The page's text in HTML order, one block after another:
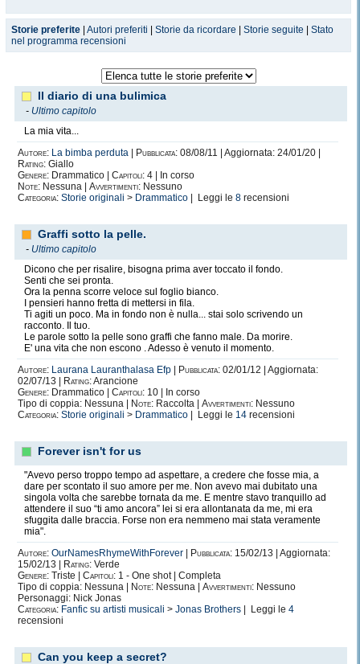
Storie preferite Autori preferiti Storie da ricordare Storie seguite
Stato
nel programma recensioni
Il diario di una bulimica
- Ultimo capitolo
La mia vita...
Autore: La bimba perduta Pubblicata: 08/08/11 | Aggiornata: 24/01/20 |
Rating: Giallo
Genere: Drammatico | Capitoli: 4 | In corso
Note: Nessuna | Avvertimenti: Nessuno
Categoria: Storie originali > Drammatico | Leggi le 8 recensioni
Graffi sotto la pelle.
- Ultimo capitolo
Dicono che per risalire, bisogna prima aver toccato il fondo.
Senti che sei pronta.
Ora la penna scorre veloce sul foglio bianco.
I pensieri hanno fretta di mettersi in fila.
Ti agiti un poco. Ma in fondo non è nulla... stai solo scrivendo un
racconto. Il tuo.
Le parole sotto la pelle sono graffi che fanno male. Da morire.
E' una vita che non escono . Adesso è venuto il momento.
Autore: Laurana Lauranthalasa Efp Pubblicata: 02/01/12 | Aggiornata:
02/07/13 |
Rating:Arancione
Genere: Drammatico | Capitoli: 10 | In corso
Tipo di coppia: Nessuna |
Note: Raccolta | Avvertimenti: Nessuno
Categoria: Storie originali > Drammatico | Leggi le 14 recensioni
Forever isn't for us
"Avevo perso troppo tempo ad aspettare, a credere che fosse mia, a
dare per scontato il suo amore per me. Non avevo mai dubitato una
singola volta che sarebbe tornata da me. E mentre stavo tranquillo ad
attendere il suo “ti amo ancora” lei si era allontanata da me, mi era
sfuggita dalle braccia. Forse non era nemmeno mai stata veramente
mia".
Autore: OurNamesRhymeWithForever Pubblicata: 15/02/13 | Aggiornata:
15/02/13 |
Rating: Verde
Genere: Triste | Capitoli: 1 - One shot | Completa
Tipo di coppia: Nessuna |
Note: Nessuna | Avvertimenti: Nessuno
Personaggi: Nick Jonas
Categoria: Fanfic su artisti musicali > Jonas Brothers | Leggi le 4
recensioni
Can you keep a secret?